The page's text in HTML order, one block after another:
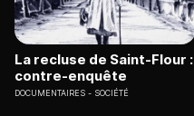
La recluse de Saint-Flour :
contre-enquête
DOCUMENTAIRES SOCIÉTÉ